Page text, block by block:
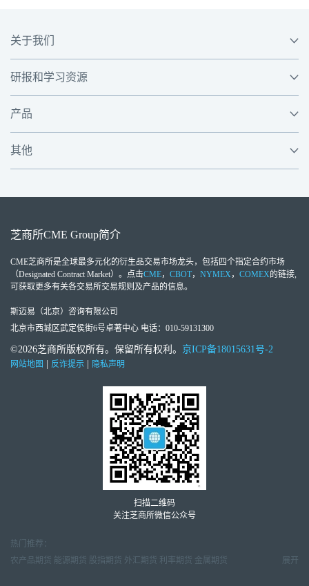
关于我们
研报和学习资源
产品
其他
芝商所CME Group简介
CME芝商所是全球最多元化的衍生品交易市场龙头，包括四个指定合约市场
（Designated Contract Market）。点击CME， CBOT， NYMEX， COMEX的链接,
可获取更多有关各交易所交易规则及产品的信息。
斯迈易（北京）咨询有限公司
北京市西城区武定侯街6号卓著中心 电话：010-59131300
©2026芝商所版权所有。保留所有权利。 京ICP备18015631号-2
网站地图 反诈提示 隐私声明
扫描二维码
关注芝商所微信公众号
热门推荐：
农产品期货 能源期货 股指期货 外汇期货 利率期货 金属期货
展开